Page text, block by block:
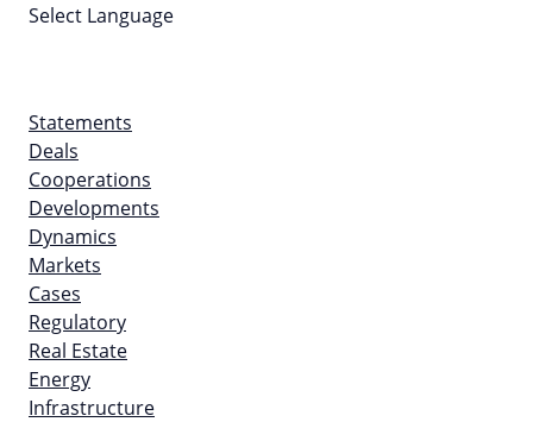
Select Language
Statements
Deals
Cooperations
Developments
Dynamics
Markets
Cases
Regulatory
Real Estate
Energy
Infrastructure